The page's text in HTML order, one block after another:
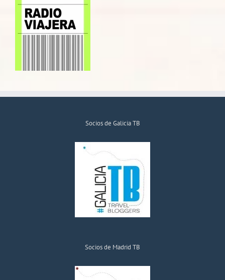
Socios de Galicia TB
Socios de Madrid TB